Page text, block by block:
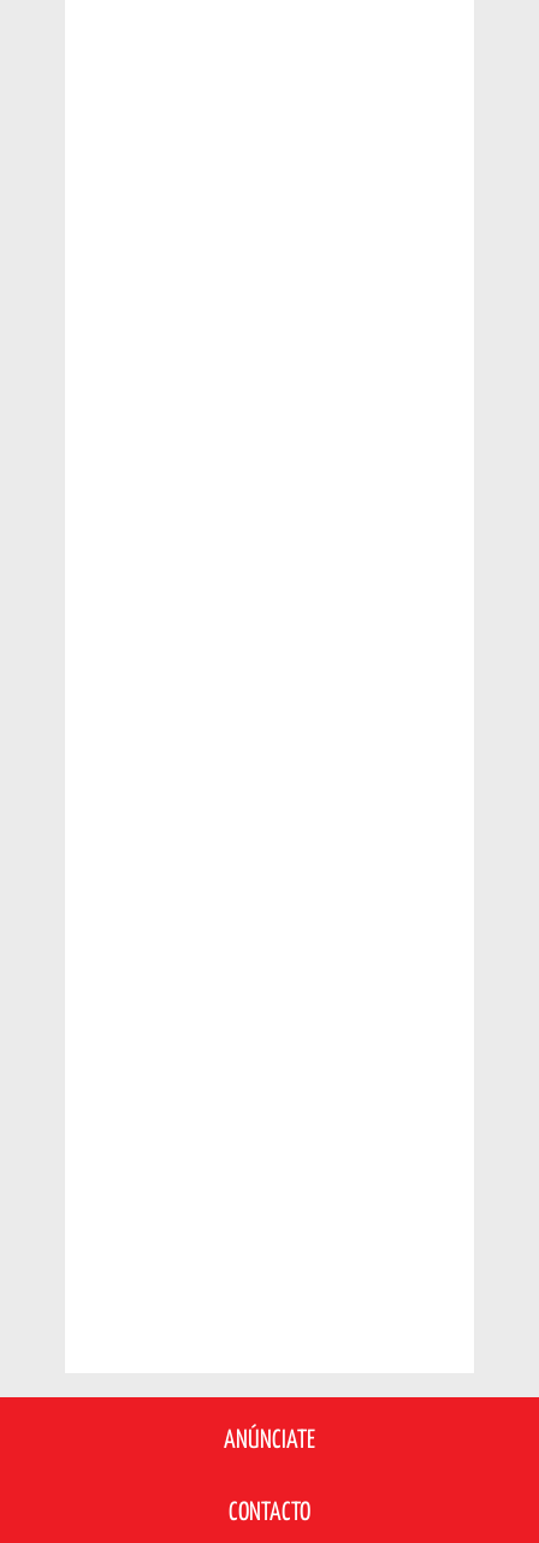
ANÚNCIATE
CONTACTO